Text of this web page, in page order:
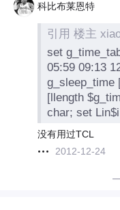
科比布莱恩特
引用 楼主
set
05:59 09:13
g_sleep_time [list
[llength $g_time_tab];
char; set
没有用过TCL
2012-12-24